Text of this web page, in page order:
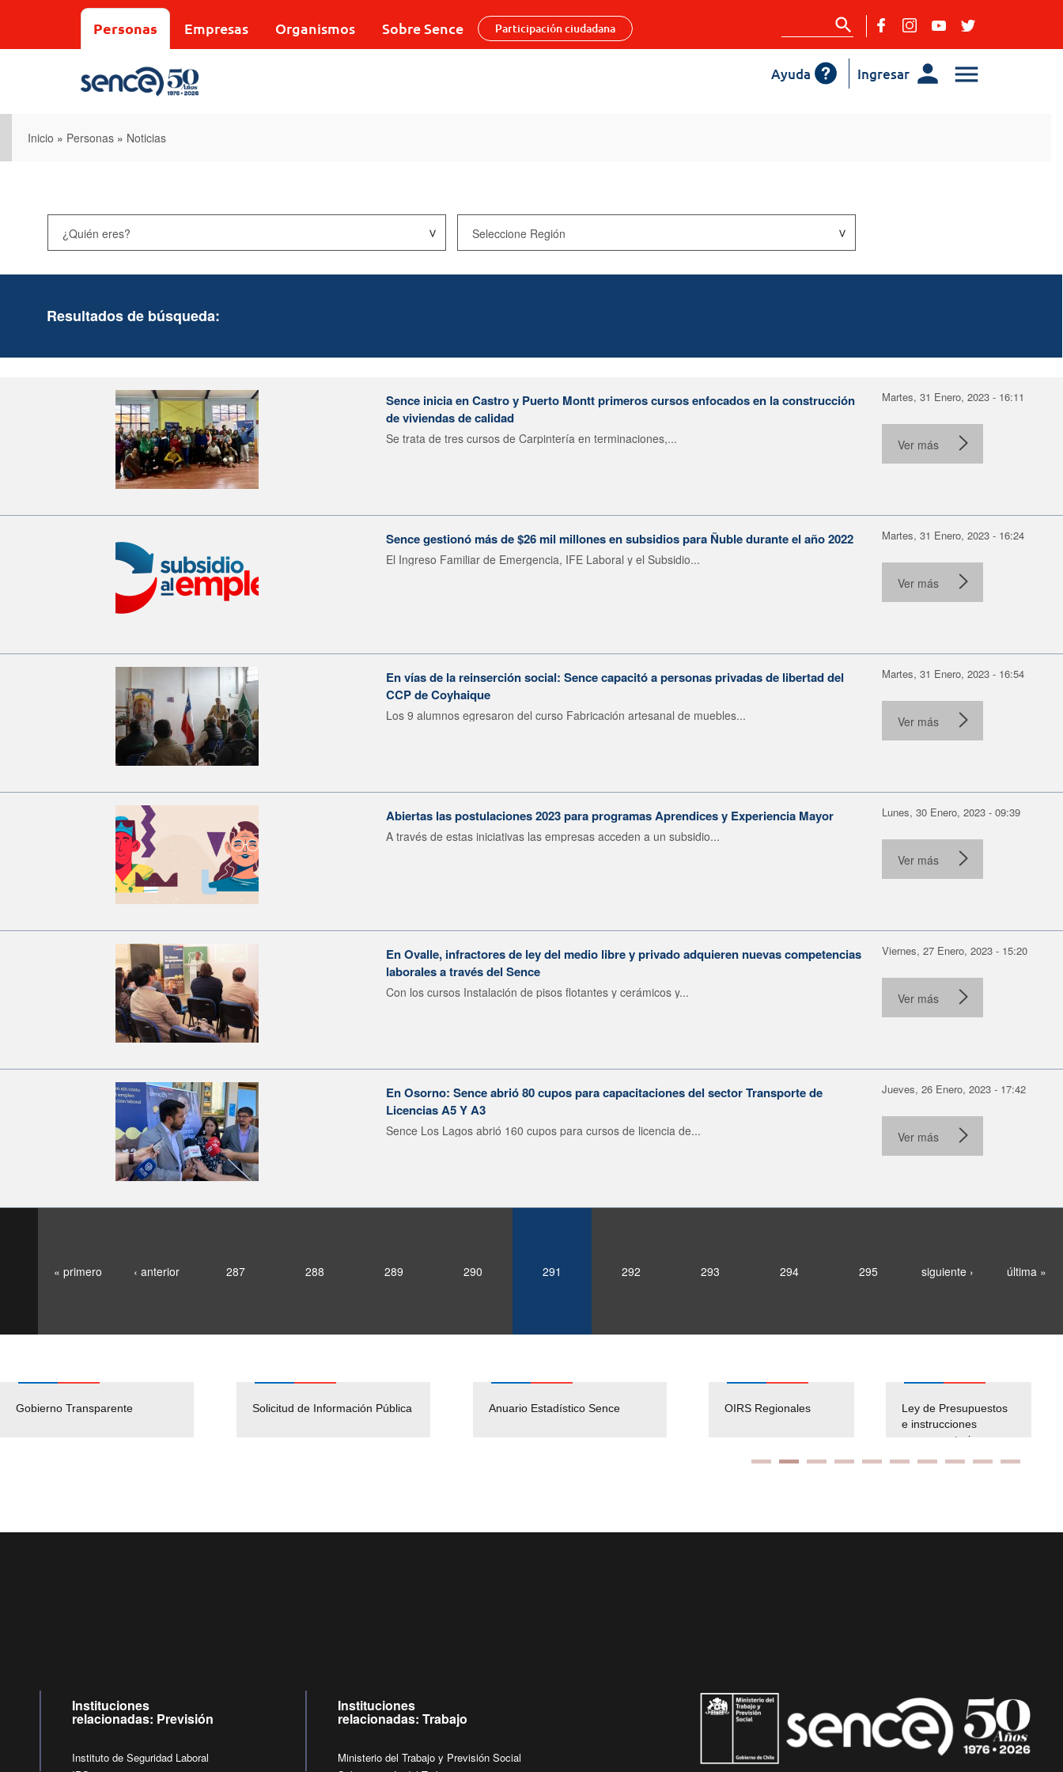
Personas Empresas Organismos Sobre Sence Participación ciudadana
Ingresar
Ayuda
Inicio » Personas » Noticias
Resultados de búsqueda:
Sence inicia en Castro y Puerto Montt primeros cursos enfocados en la construcción
de viviendas de calidad
Se trata de tres cursos de Carpintería en terminaciones,...
Martes, 31 Enero, 2023 - 16:11
Ver más
Sence gestionó más de $26 mil millones en subsidios para Ñuble durante el año 2022
El Ingreso Familiar de Emergencia, IFE Laboral y el Subsidio...
Martes, 31 Enero, 2023 - 16:24
Ver más
En vías de la reinserción social: Sence capacitó a personas privadas de libertad del
CCP de Coyhaique
Los 9 alumnos egresaron del curso Fabricación artesanal de muebles...
Martes, 31 Enero, 2023 - 16:54
Ver más
Abiertas las postulaciones 2023 para programas Aprendices y Experiencia Mayor
A través de estas iniciativas las empresas acceden a un subsidio...
Lunes, 30 Enero, 2023 - 09:39
Ver más
En Ovalle, infractores de ley del medio libre y privado adquieren nuevas competencias
laborales a través del Sence
Con los cursos Instalación de pisos flotantes y cerámicos y...
Viernes, 27 Enero, 2023 - 15:20
Ver más
En Osorno: Sence abrió 80 cupos para capacitaciones del sector Transporte de
Licencias A5 Y A3
Sence Los Lagos abrió 160 cupos para cursos de licencia de...
Jueves, 26 Enero, 2023 - 17:42
Ver más
« primero ‹ anterior 287 288 289 290 291 292 293 294 295 siguiente › última »
Gobierno Transparente Solicitud de Información Pública Anuario Estadístico Sence
Pago Proveedores
Empleos Públicos
Solicitud Audiencias y
OIRS Regionales
Ley de Presupuestos
e instrucciones
presuspuetarias
Instituciones
relacionadas: Previsión
Instituto de Seguridad Laboral
Instituciones
relacionadas: Trabajo
Ministerio del Trabajo y Previsión Social